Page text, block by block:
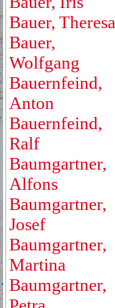
Bauer, Theresa
Bauer,
Wolfgang
Bauernfeind,
Anton
Bauernfeind,
Ralf
Baumgartner,
Alfons
Baumgartner,
Josef
Baumgartner,
Martina
Baumgartner,